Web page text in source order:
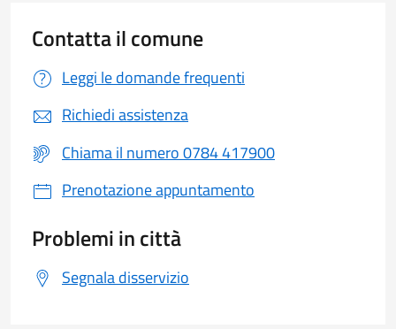
Contatta il comune
Leggi le domande frequenti
Richiedi assistenza
Chiama il numero 0784 417900
Prenotazione appuntamento
Problemi in città
Segnala disservizio